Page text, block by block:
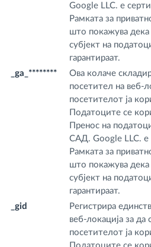
Google LLC. е
Рамката за
што покажува дека
субјект на
гарантираат.
_ga_********
Ова колаче
посетител на веб-
посетителот ја
Податоците се
Пренос на
САД. Google LLC. е
Рамката за
што покажува дека
субјект на
гарантираат.
_gid
Регистрира
веб-локација за да
посетителот ја
Податоците се